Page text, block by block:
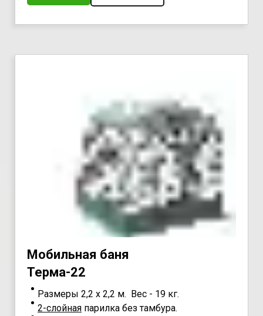
Мoбильная бaня
Teрмa-22
Размеры 2,2 х 2,2 м. Вес - 19 кг.
2-слойная парилка без тамбура.